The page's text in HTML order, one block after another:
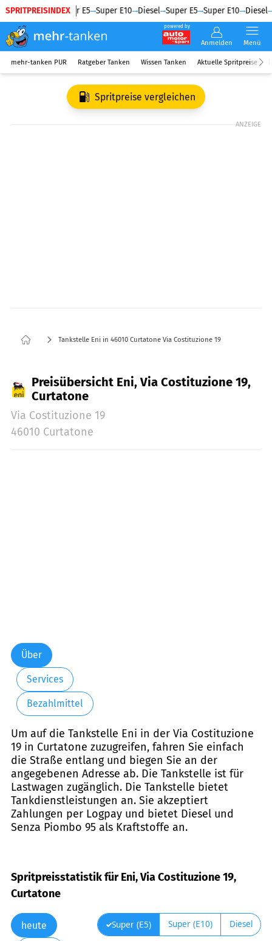
SPRITPREISINDEX
Diesel Super E5 Super E10 Diesel Super E5 Super E10 Diesel
powered by
Anmelden Menü
mehr-tanken PUR Ratgeber Tanken Wissen Tanken Aktuelle Spritpreise
Spritpreise vergleichen
ANZEIGE
Tankstelle Eni in 46010 Curtatone Via Costituzione 19
Preisübersicht Eni, Via Costituzione 19,
Curtatone
Via Costituzione 19
46010 Curtatone
Über
Services
Bezahlmittel
Um auf die Tankstelle Eni in der Via Costituzione
19 in Curtatone zuzugreifen, fahren Sie einfach
die Straße entlang und biegen Sie an der
angegebenen Adresse ab. Die Tankstelle ist für
Lastwagen zugänglich. Die Tankstelle bietet
Tankdienstleistungen an. Sie akzeptiert
Zahlungen per Logpay und bietet Diesel und
Senza Piombo 95 als Kraftstoffe an.
Spritpreisstatistik für Eni, Via Costituzione 19,
Curtatone
heute Super (E5) Super (E10) Diesel